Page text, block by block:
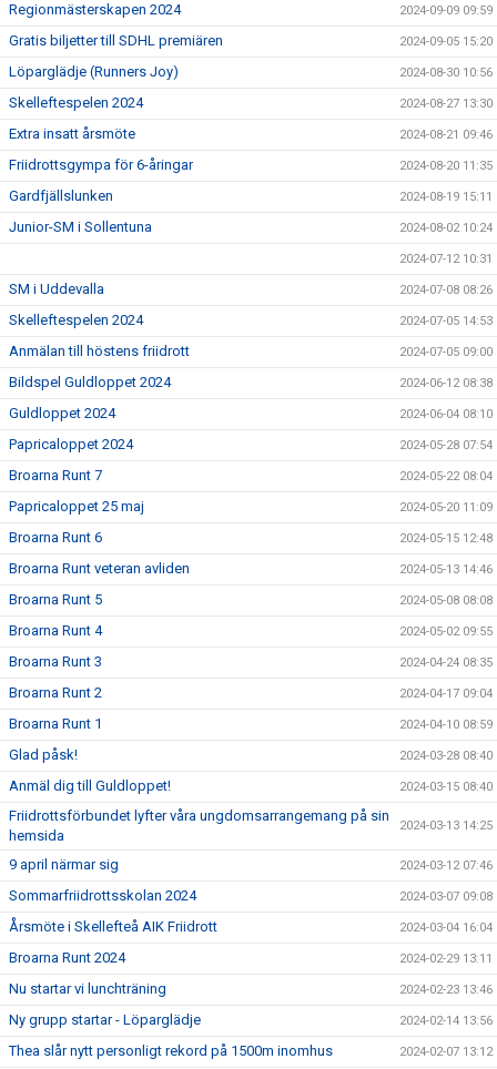
Regionmästerskapen 2024 2024-09-09 09:59
Gratis biljetter till SDHL premiären 2024-09-05 15:20
Löparglädje (Runners Joy) 2024-08-30 10:56
Skelleftespelen 2024 2024-08-27 13:30
Extra insatt årsmöte 2024-08-21 09:46
Friidrottsgympa för 6-åringar 2024-08-20 11:35
Gardfjällslunken 2024-08-19 15:11
Junior-SM i Sollentuna 2024-08-02 10:24
2024-07-12 10:31
SM i Uddevalla 2024-07-08 08:26
Skelleftespelen 2024 2024-07-05 14:53
Anmälan till höstens friidrott 2024-07-05 09:00
Bildspel Guldloppet 2024 2024-06-12 08:38
Guldloppet 2024 2024-06-04 08:10
Papricaloppet 2024 2024-05-28 07:54
Broarna Runt 7 2024-05-22 08:04
Papricaloppet 25 maj 2024-05-20 11:09
Broarna Runt 6 2024-05-15 12:48
Broarna Runt veteran avliden 2024-05-13 14:46
Broarna Runt 5 2024-05-08 08:08
Broarna Runt 4 2024-05-02 09:55
Broarna Runt 3 2024-04-24 08:35
Broarna Runt 2 2024-04-17 09:04
Broarna Runt 1 2024-04-10 08:59
Glad påsk! 2024-03-28 08:40
Anmäl dig till Guldloppet! 2024-03-15 08:40
Friidrottsförbundet lyfter våra ungdomsarrangemang på sin
hemsida
2024-03-13 14:25
9 april närmar sig 2024-03-12 07:46
Sommarfriidrottsskolan 2024 2024-03-07 09:08
Årsmöte i Skellefteå AIK Friidrott 2024-03-04 16:04
Broarna Runt 2024 2024-02-29 13:11
Nu startar vi lunchträning 2024-02-23 13:46
Ny grupp startar - Löparglädje 2024-02-14 13:56
Thea slår nytt personligt rekord på 1500m inomhus 2024-02-07 13:12